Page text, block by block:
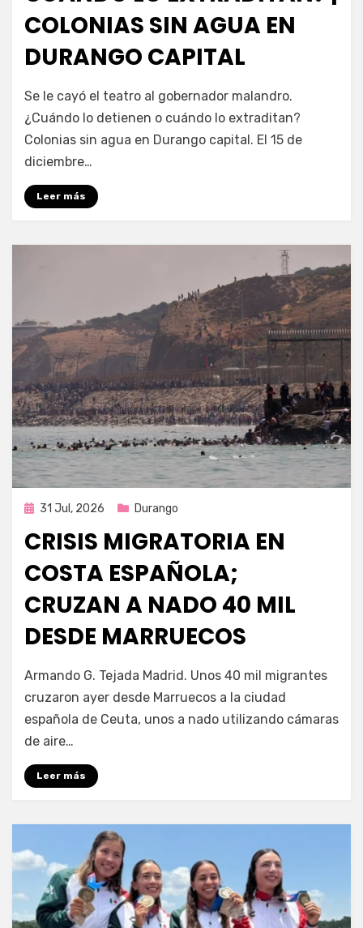
COLONIAS SIN AGUA EN
DURANGO CAPITAL
por Fernando Miranda Servín
Se le cayó el teatro al gobernador malandro.
¿Cuándo lo detienen o cuándo lo extraditan?
Colonias sin agua en Durango capital. El 15 de
diciembre…
Leer más
Publicada
31 Jul, 2026 Durango
CRISIS MIGRATORIA EN
COSTA ESPAÑOLA;
CRUZAN A NADO 40 MIL
DESDE MARRUECOS
Fernando Miranda Servín
Armando G. Tejada Madrid. Unos 40 mil migrantes
cruzaron ayer desde Marruecos a la ciudad
española de Ceuta, unos a nado utilizando cámaras
de aire…
Leer más